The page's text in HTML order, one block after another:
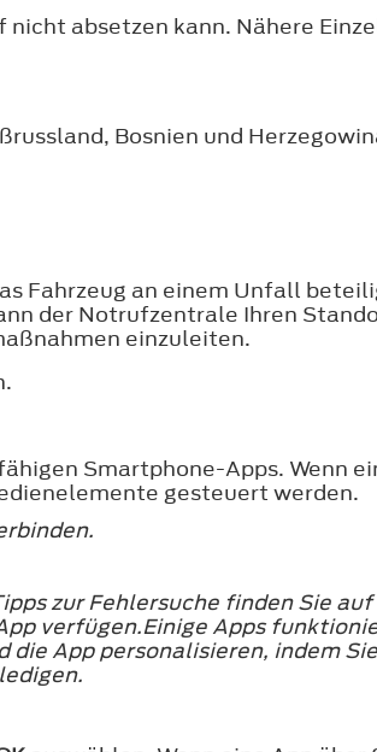
absetzen kann. Nähere
Bosnien und
Fahrzeug an einem Unfall
der Notrufzentrale Ihren
einzuleiten.
Smartphone-Apps. Wenn
gesteuert werden.
zur Fehlersuche finden Sie auf
verfügen.Einige Apps
App personalisieren, indem